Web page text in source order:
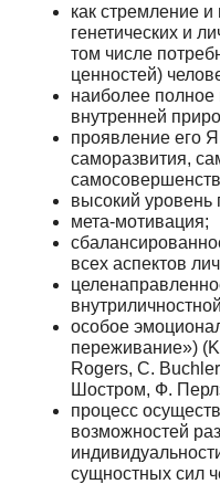
как стремление
генетических и
том числе
ценностей)
наиболее
внутренней
проявление его
саморазвития,
высокий уровень
мета-мотивация;
всех аспектов
особое
переживание»)
Rogers, C.
Шостром, Ф.
процесс
возможностей
сущностных сил